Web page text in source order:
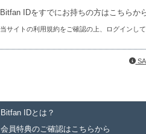
Bitfan IDをすでにお持ちの方はこちらか
当サイトの利用規約をご確認の上、ログインして
Bitfan IDとは？
会員特典のご確認はこちらから